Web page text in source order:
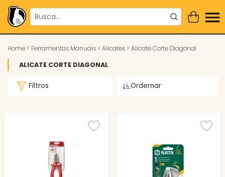
Home > Ferramentas Manuais > Alicates > Alicate Corte Diagonal
ALICATE CORTE DIAGONAL
Filtros Ordernar